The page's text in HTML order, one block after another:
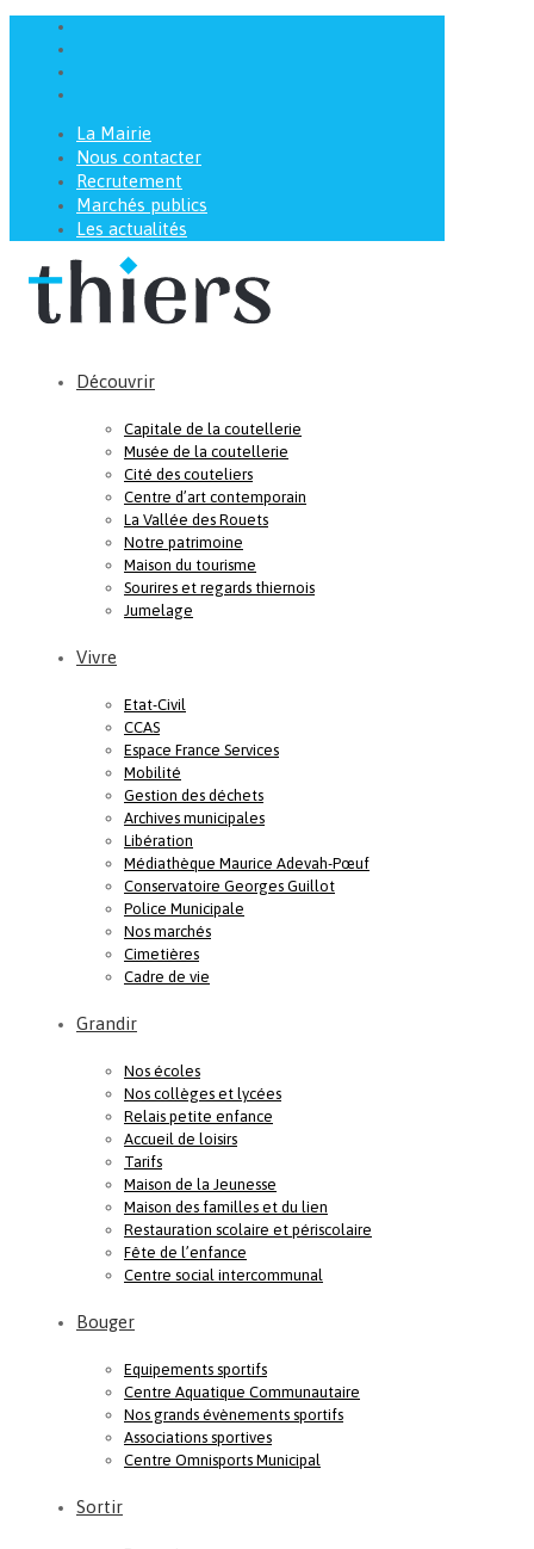
La Mairie
Nous contacter
Recrutement
Marchés publics
Les actualités
Découvrir
Capitale de la coutellerie
Musée de la coutellerie
Cité des couteliers
Centre d’art contemporain
La Vallée des Rouets
Notre patrimoine
Maison du tourisme
Sourires et regards thiernois
Jumelage
Vivre
Etat-Civil
CCAS
Espace France Services
Mobilité
Gestion des déchets
Archives municipales
Libération
Médiathèque Maurice Adevah-Pœuf
Conservatoire Georges Guillot
Police Municipale
Nos marchés
Cimetières
Cadre de vie
Grandir
Nos écoles
Nos collèges et lycées
Relais petite enfance
Accueil de loisirs
Tarifs
Maison de la Jeunesse
Maison des familles et du lien
Restauration scolaire et périscolaire
Fête de l’enfance
Centre social intercommunal
Bouger
Equipements sportifs
Centre Aquatique Communautaire
Nos grands évènements sportifs
Associations sportives
Centre Omnisports Municipal
Sortir